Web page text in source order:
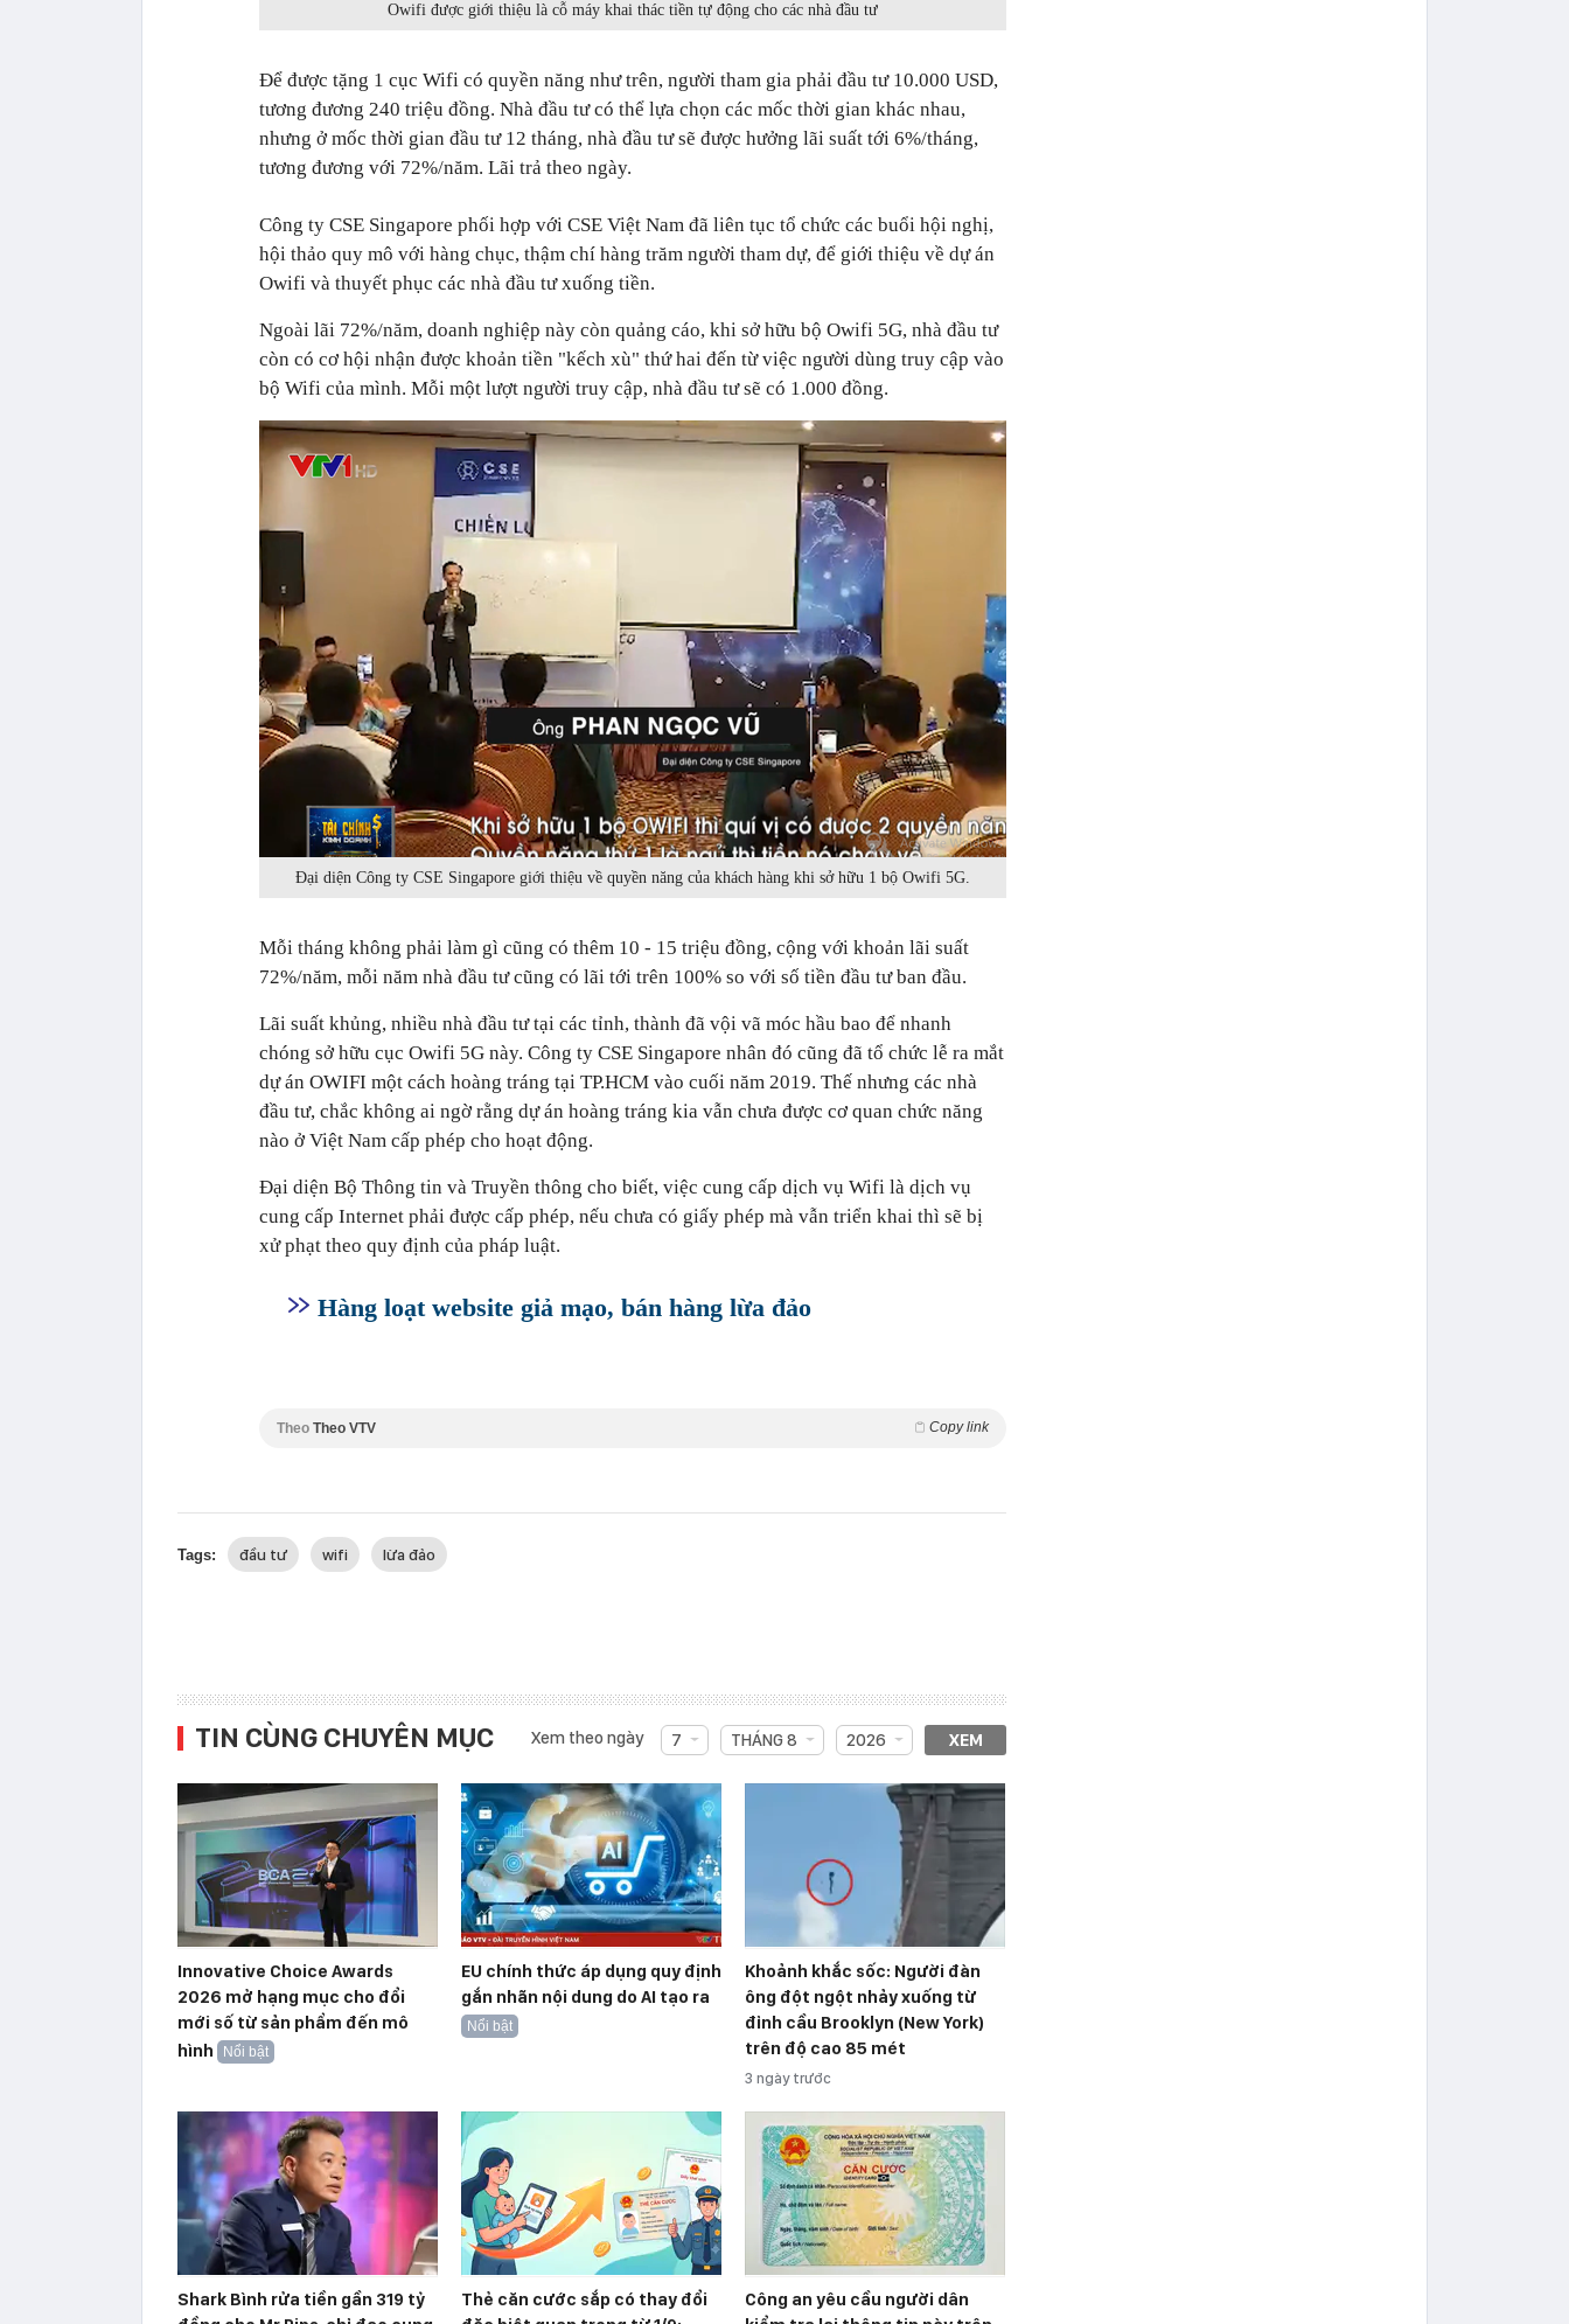
Owifi được giới thiệu là cỗ máy khai thác tiền tự động cho các nhà đầu tư
Để được tặng 1 cục Wifi có quyền năng như trên, người tham gia phải đầu tư 10.000 USD,
tương đương 240 triệu đồng. Nhà đầu tư có thể lựa chọn các mốc thời gian khác nhau,
nhưng ở mốc thời gian đầu tư 12 tháng, nhà đầu tư sẽ được hưởng lãi suất tới 6%/tháng,
tương đương với 72%/năm. Lãi trả theo ngày.
Công ty CSE Singapore phối hợp với CSE Việt Nam đã liên tục tổ chức các buổi hội nghị,
hội thảo quy mô với hàng chục, thậm chí hàng trăm người tham dự, để giới thiệu về dự án
Owifi và thuyết phục các nhà đầu tư xuống tiền.
Ngoài lãi 72%/năm, doanh nghiệp này còn quảng cáo, khi sở hữu bộ Owifi 5G, nhà đầu tư
còn có cơ hội nhận được khoản tiền "kếch xù" thứ hai đến từ việc người dùng truy cập vào
bộ Wifi của mình. Mỗi một lượt người truy cập, nhà đầu tư sẽ có 1.000 đồng.
Đại diện Công ty CSE Singapore giới thiệu về quyền năng của khách hàng khi sở hữu 1 bộ Owifi 5G.
Mỗi tháng không phải làm gì cũng có thêm 10 - 15 triệu đồng, cộng với khoản lãi suất
72%/năm, mỗi năm nhà đầu tư cũng có lãi tới trên 100% so với số tiền đầu tư ban đầu.
Lãi suất khủng, nhiều nhà đầu tư tại các tỉnh, thành đã vội vã móc hầu bao để nhanh
chóng sở hữu cục Owifi 5G này. Công ty CSE Singapore nhân đó cũng đã tổ chức lễ ra mắt
dự án OWIFI một cách hoàng tráng tại TP.HCM vào cuối năm 2019. Thế nhưng các nhà
đầu tư, chắc không ai ngờ rằng dự án hoàng tráng kia vẫn chưa được cơ quan chức năng
nào ở Việt Nam cấp phép cho hoạt động.
Đại diện Bộ Thông tin và Truyền thông cho biết, việc cung cấp dịch vụ Wifi là dịch vụ
cung cấp Internet phải được cấp phép, nếu chưa có giấy phép mà vẫn triển khai thì sẽ bị
xử phạt theo quy định của pháp luật.
Hàng loạt website giả mạo, bán hàng lừa đảo
Theo Theo VTV Copy link
Tags: đầu tư wifi lừa đảo
TIN CÙNG CHUYÊN MỤC Xem theo ngày 7 THÁNG 8 2026 XEM
Innovative Choice Awards
2026 mở hạng mục cho đổi
mới số từ sản phẩm đến mô
hình
Nổi bật
EU chính thức áp dụng quy định
gắn nhãn nội dung do AI tạo ra
Nổi bật
Khoảnh khắc sốc: Người đàn
ông đột ngột nhảy xuống từ
đỉnh cầu Brooklyn (New York)
trên độ cao 85 mét
3 ngày trước
Shark Bình rửa tiền gần 319 tỷ
Thẻ căn cước sắp có thay đổi
Công an yêu cầu người dân